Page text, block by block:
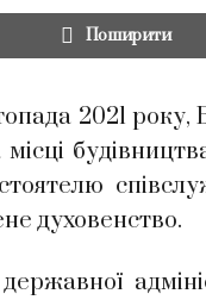
Поширити
2021
духовенство.